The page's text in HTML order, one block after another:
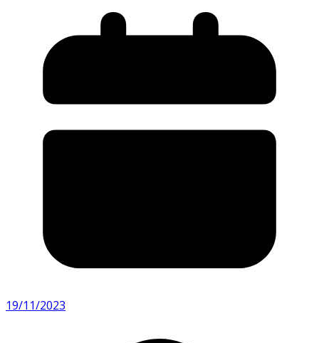
19/11/2023